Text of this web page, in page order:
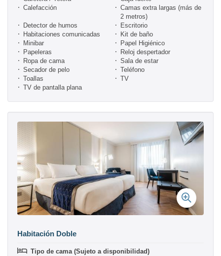
Calefacción
Camas extra largas (más de
2 metros)
Detector de humos
Escritorio
Habitaciones comunicadas
Kit de baño
Minibar
Papel Higiénico
Papeleras
Reloj despertador
Ropa de cama
Sala de estar
Secador de pelo
Teléfono
Toallas
TV
TV de pantalla plana
Habitación Doble
Tipo de cama (Sujeto a disponibilidad)